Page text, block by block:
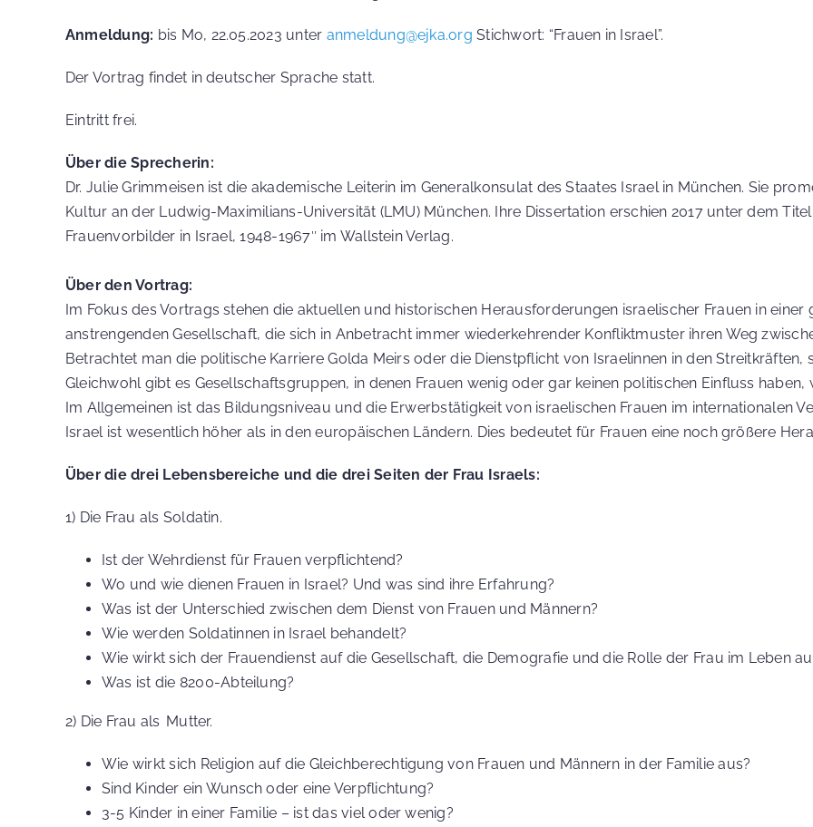
Anmeldung: bis Mo, 22.05.2023 unter anmeldung@ejka.org Stichwort: “Frauen in Israel”.
Der Vortrag findet in deutscher Sprache statt.
Eintritt frei.
Über die Sprecherin:
Dr. Julie Grimmeisen ist die akademische Leiterin im Generalkonsulat des Staates Israel in München. Sie
Kultur an der Ludwig-Maximilians-Universität (LMU) München. Ihre Dissertation erschien 2017 unter dem
Frauenvorbilder in Israel, 1948-1967″ im Wallstein Verlag.
Über den Vortrag:
Im Fokus des Vortrags stehen die aktuellen und historischen Herausforderungen israelischer Frauen in
anstrengenden Gesellschaft, die sich in Anbetracht immer wiederkehrender Konfliktmuster ihren Weg
Betrachtet man die politische Karriere Golda Meirs oder die Dienstpflicht von Israelinnen in den Streitkräften,
Gleichwohl gibt es Gesellschaftsgruppen, in denen Frauen wenig oder gar keinen politischen Einfluss
Im Allgemeinen ist das Bildungsniveau und die Erwerbstätigkeit von israelischen Frauen im internationalen
Israel ist wesentlich höher als in den europäischen Ländern. Dies bedeutet für Frauen eine noch größere
Über die drei Lebensbereiche und die drei Seiten der Frau Israels:
1) Die Frau als Soldatin.
Ist der Wehrdienst für Frauen verpflichtend?
Wo und wie dienen Frauen in Israel? Und was sind ihre Erfahrung?
Was ist der Unterschied zwischen dem Dienst von Frauen und Männern?
Wie werden Soldatinnen in Israel behandelt?
Wie wirkt sich der Frauendienst auf die Gesellschaft, die Demografie und die Rolle der Frau im Leben
Was ist die 8200-Abteilung?
2) Die Frau als Mutter.
Wie wirkt sich Religion auf die Gleichberechtigung von Frauen und Männern in der Familie aus?
Sind Kinder ein Wunsch oder eine Verpflichtung?
3-5 Kinder in einer Familie – ist das viel oder wenig?